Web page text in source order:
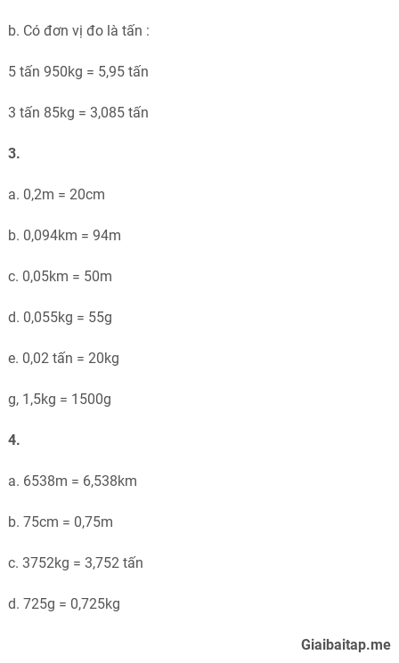
b. Có đơn vị đo là tấn :
5 tấn 950kg = 5,95 tấn
3 tấn 85kg = 3,085 tấn
3.
a. 0,2m = 20cm
b. 0,094km = 94m
c. 0,05km = 50m
d. 0,055kg = 55g
e. 0,02 tấn = 20kg
g, 1,5kg = 1500g
4.
a. 6538m = 6,538km
b. 75cm = 0,75m
c. 3752kg = 3,752 tấn
d. 725g = 0,725kg
Giaibaitap.me